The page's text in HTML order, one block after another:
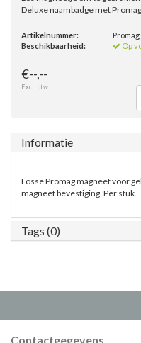
Deluxe naambadge met
Artikelnummer:
Promag
Beschikbaarheid:
Op
€--,--
Excl. btw
Informatie
Losse Promag magneet voor
magneet bevestiging. Per stuk.
Tags (0)
Contactgegevens